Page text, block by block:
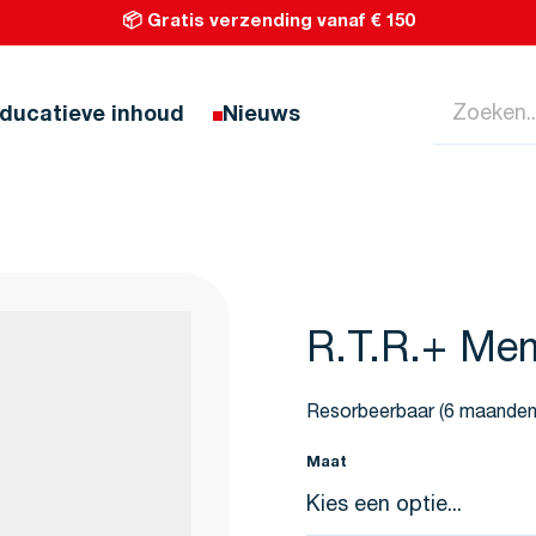
📦 Gratis verzending vanaf € 150
inhoud Nieuws
R.T.R.+
Resorbeerbaar (6
Maat